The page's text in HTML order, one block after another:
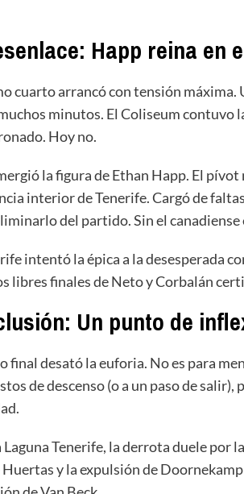
Happ reina en
cuarto arrancó con tensión
minutos. El Coliseum contuvo
Hoy no.
la figura de Ethan Happ. El
interior de Tenerife. Cargó de
del partido. Sin el
intentó la épica a la desesperada
libres finales de Neto y Corbalán
Un punto de
final desató la euforia. No es para
de descenso (o a un paso de
Laguna Tenerife, la derrota duele por
Huertas y la expulsión de